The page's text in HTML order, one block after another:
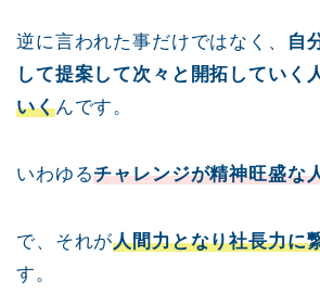
逆に言われた事だけではなく、
自
して提案して次々と開拓していく
いくんです。
いわゆるチャレンジが精神旺盛な
で、それが人間力となり社長力に
す。